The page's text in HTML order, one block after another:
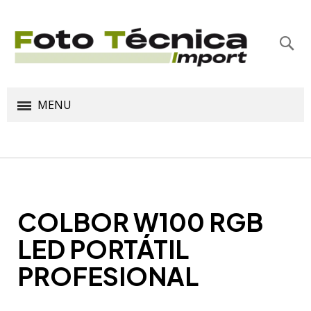
MENU
COLBOR W100 RGB
LED PORTÁTIL
PROFESIONAL